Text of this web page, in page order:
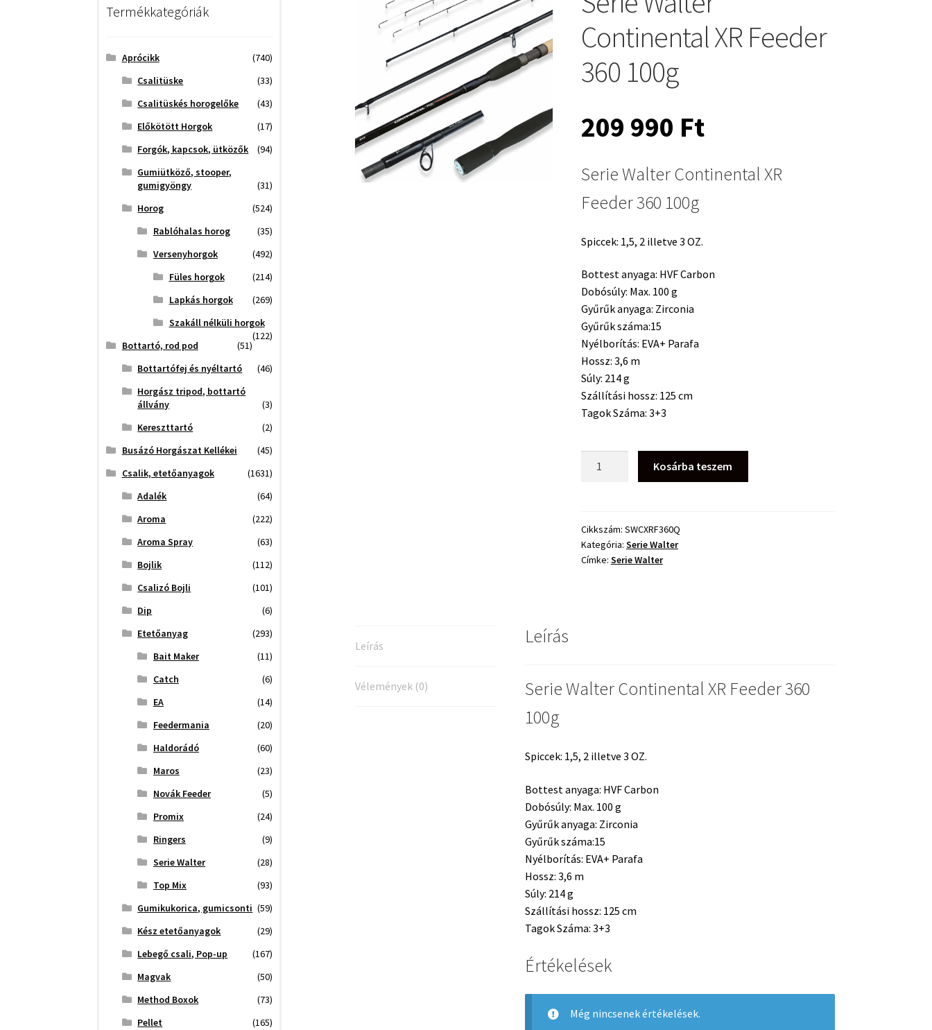
Continental XR Feeder
360 100g
209 990 Ft
Serie Walter Continental XR
Feeder 360 100g
Spiccek: 1,5, 2 illetve 3 OZ.
Bottest anyaga: HVF Carbon
Dobósúly: Max. 100 g
Gyűrűk anyaga: Zirconia
Gyűrűk száma:15
Nyélborítás: EVA+ Parafa
Hossz: 3,6 m
Súly: 214 g
Szállítási hossz: 125 cm
Tagok Száma: 3+3
Feeder
360
100g
Kosárba teszem
Cikkszám: SWCXRF360Q
Kategória: Serie Walter
Címke: Serie Walter
Leírás
Vélemények (0)
Leírás
Serie Walter Continental XR Feeder 360
100g
Spiccek: 1,5, 2 illetve 3 OZ.
Bottest anyaga: HVF Carbon
Dobósúly: Max. 100 g
Gyűrűk anyaga: Zirconia
Gyűrűk száma:15
Nyélborítás: EVA+ Parafa
Hossz: 3,6 m
Súly: 214 g
Szállítási hossz: 125 cm
Tagok Száma: 3+3
Értékelések
Még nincsenek értékelések.
Termékkategóriák
Aprócikk
(740)
Csalitüske
(33)
Csalitüskés horogelőke
(43)
Előkötött Horgok
(17)
Forgók, kapcsok, ütközők
(94)
Gumiütköző, stooper,
gumigyöngy
(31)
Horog
(524)
Rablóhalas horog
(35)
Versenyhorgok
(492)
Füles horgok
(214)
Lapkás horgok
(269)
Szakáll nélküli horgok
(122)
Bottartó, rod pod
(51)
Bottartófej és nyéltartó
(46)
Horgász tripod, bottartó
állvány
(3)
Kereszttartó
(2)
Busázó Horgászat Kellékei
(45)
Csalik, etetőanyagok
(1631)
Adalék
(64)
Aroma
(222)
Aroma Spray
(63)
Bojlik
(112)
Csalizó Bojli
(101)
Dip
(6)
Etetőanyag
(293)
Bait Maker
(11)
Catch
(6)
EA
(14)
Feedermania
(20)
Haldorádó
(60)
Maros
(23)
Novák Feeder
(5)
Promix
(24)
Ringers
(9)
Serie Walter
(28)
Top Mix
(93)
Gumikukorica, gumicsonti (59)
Kész etetőanyagok
(29)
Lebegő csali, Pop-up
(167)
Magvak
(50)
Method Boxok
(73)
Pellet
(165)